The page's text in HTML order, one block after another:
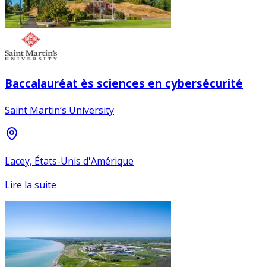
Baccalauréat ès sciences en cybersécurité
Saint Martin’s University
Lacey, États-Unis d'Amérique
Lire la suite